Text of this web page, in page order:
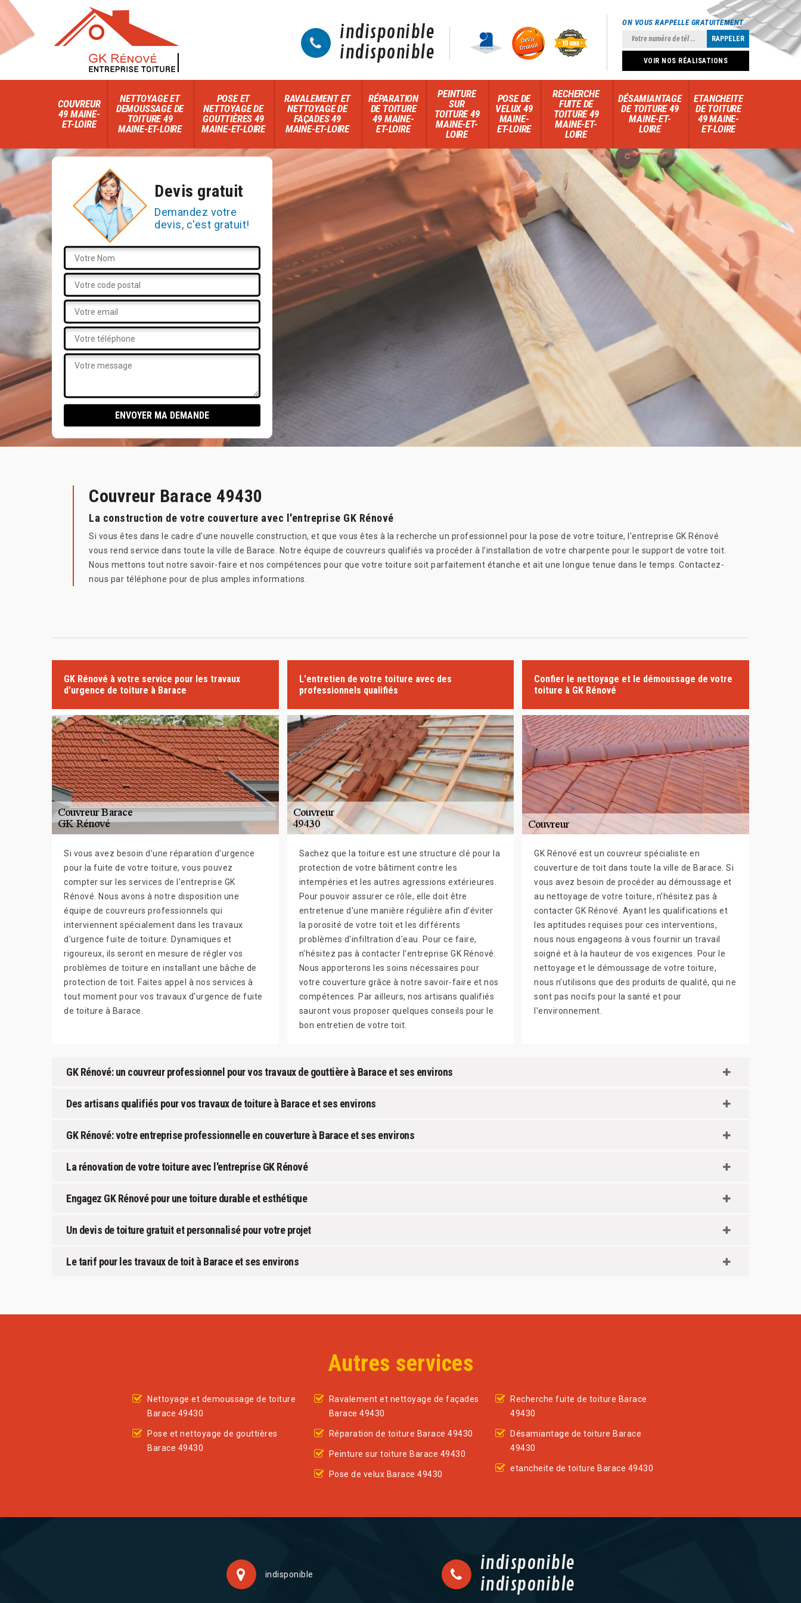
indisponible
indisponible
ON VOUS RAPPELLE GRATUITEMENT
VOIR NOS RÉALISATIONS
COUVREUR
49 MAINE-
ET-LOIRE
NETTOYAGE ET
DEMOUSSAGE DE
TOITURE 49
MAINE-ET-LOIRE
POSE ET
NETTOYAGE DE
GOUTTIÈRES 49
MAINE-ET-LOIRE
RAVALEMENT ET
NETTOYAGE DE
FAÇADES 49
MAINE-ET-LOIRE
RÉPARATION
DE TOITURE
49 MAINE-
ET-LOIRE
PEINTURE
SUR
TOITURE 49
MAINE-ET-
LOIRE
POSE DE
VELUX 49
MAINE-
ET-LOIRE
RECHERCHE
FUITE DE
TOITURE 49
MAINE-ET-
LOIRE
DÉSAMIANTAGE
DE TOITURE 49
MAINE-ET-
LOIRE
ETANCHEITE
DE TOITURE
49 MAINE-
ET-LOIRE
Devis gratuit
Demandez votre
devis, c'est gratuit!
Couvreur Barace 49430
La construction de votre couverture avec l'entreprise GK Rénové
Si vous êtes dans le cadre d'une nouvelle construction, et que vous êtes à la recherche un professionnel pour la pose de votre toiture, l'entreprise GK Rénové
vous rend service dans toute la ville de Barace. Notre équipe de couvreurs qualifiés va procéder à l'installation de votre charpente pour le support de votre toit.
Nous mettons tout notre savoir-faire et nos compétences pour que votre toiture soit parfaitement étanche et ait une longue tenue dans le temps. Contactez-
nous par téléphone pour de plus amples informations.
GK Rénové à votre service pour les travaux
d'urgence de toiture à Barace
Si vous avez besoin d'une réparation d'urgence
pour la fuite de votre toiture, vous pouvez
compter sur les services de l'entreprise GK
Rénové. Nous avons à notre disposition une
équipe de couvreurs professionnels qui
interviennent spécialement dans les travaux
d'urgence fuite de toiture. Dynamiques et
rigoureux, ils seront en mesure de régler vos
problèmes de toiture en installant une bâche de
protection de toit. Faites appel à nos services à
tout moment pour vos travaux d'urgence de fuite
de toiture à Barace.
L'entretien de votre toiture avec des
professionnels qualifiés
Sachez que la toiture est une structure clé pour la
protection de votre bâtiment contre les
intempéries et les autres agressions extérieures.
Pour pouvoir assurer ce rôle, elle doit être
entretenue d'une manière régulière afin d'éviter
la porosité de votre toit et les différents
problèmes d'infiltration d'eau. Pour ce faire,
n'hésitez pas à contacter l'entreprise GK Rénové.
Nous apporterons les soins nécessaires pour
votre couverture grâce à notre savoir-faire et nos
compétences. Par ailleurs, nos artisans qualifiés
sauront vous proposer quelques conseils pour le
bon entretien de votre toit.
Confier le nettoyage et le démoussage de votre
toiture à GK Rénové
GK Rénové est un couvreur spécialiste en
couverture de toit dans toute la ville de Barace. Si
vous avez besoin de procéder au démoussage et
au nettoyage de votre toiture, n'hésitez pas à
contacter GK Rénové. Ayant les qualifications et
les aptitudes requises pour ces interventions,
nous nous engageons à vous fournir un travail
soigné et à la hauteur de vos exigences. Pour le
nettoyage et le démoussage de votre toiture,
nous n'utilisons que des produits de qualité, qui ne
sont pas nocifs pour la santé et pour
l'environnement.
GK Rénové: un couvreur professionnel pour vos travaux de gouttière à Barace et ses environs
Des artisans qualifiés pour vos travaux de toiture à Barace et ses environs
GK Rénové: votre entreprise professionnelle en couverture à Barace et ses environs
La rénovation de votre toiture avec l'entreprise GK Rénové
Engagez GK Rénové pour une toiture durable et esthétique
Un devis de toiture gratuit et personnalisé pour votre projet
Le tarif pour les travaux de toit à Barace et ses environs
Autres services
Nettoyage et demoussage de toiture
Barace 49430
Pose et nettoyage de gouttières
Barace 49430
Ravalement et nettoyage de façades
Barace 49430
Réparation de toiture Barace 49430
Peinture sur toiture Barace 49430
Pose de velux Barace 49430
Recherche fuite de toiture Barace
49430
Désamiantage de toiture Barace
49430
etancheite de toiture Barace 49430
indisponible
indisponible
indisponible